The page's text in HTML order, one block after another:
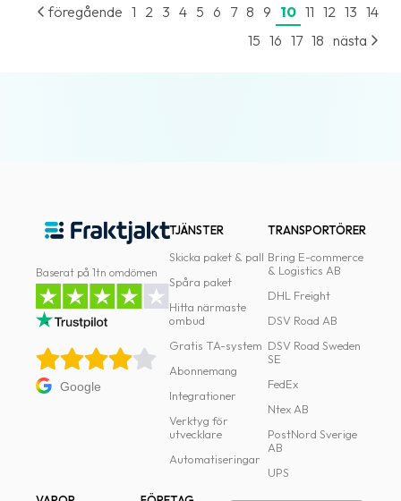
föregående 1 2 3 4 5 6 7 8 9 10 11 12 13 14
15 16 17 18 nästa
Baserat på 1tn omdömen
Google
TJÄNSTER
Skicka paket & pall
Spåra paket
Hitta närmaste
ombud
Gratis TA-system
Abonnemang
Integrationer
Verktyg för
utvecklare
Automatiseringar
TRANSPORTÖRER
Bring E-commerce
& Logistics AB
DHL Freight
DSV Road AB
DSV Road Sweden
SE
FedEx
Ntex AB
PostNord Sverige
AB
UPS